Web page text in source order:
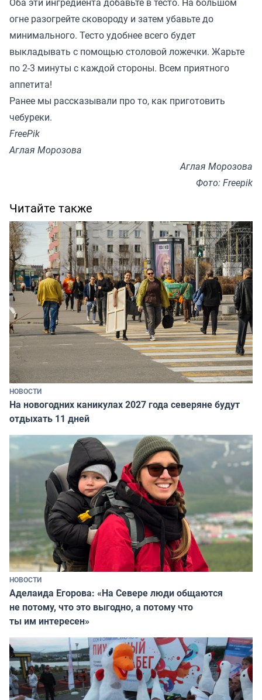
огне разогрейте сковороду и затем убавьте до
минимального. Тесто удобнее всего будет
выкладывать с помощью столовой ложечки. Жарьте
по 2-3 минуты с каждой стороны. Всем приятного
аппетита!
Ранее мы рассказывали про то, как приготовить
чебуреки.
FreePik
Аглая Морозова
Аглая Морозова
Фото: Freepik
Читайте также
НОВОСТИ
На новогодних каникулах 2027 года северяне будут
отдыхать 11 дней
НОВОСТИ
Аделаида Егорова: «На Севере люди общаются
не потому, что это выгодно, а потому что
ты им интересен»